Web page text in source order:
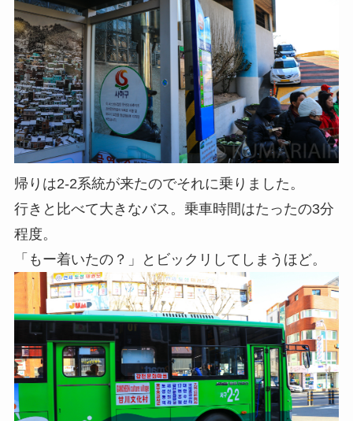
帰りは2-2系統が来たのでそれに乗りました。
行きと比べて大きなバス。乗車時間はたったの3分
程度。
「もー着いたの？」とビックリしてしまうほど。